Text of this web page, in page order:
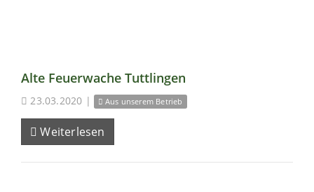
Alte Feuerwache Tuttlingen
23.03.2020 | Aus unserem Betrieb
Weiterlesen